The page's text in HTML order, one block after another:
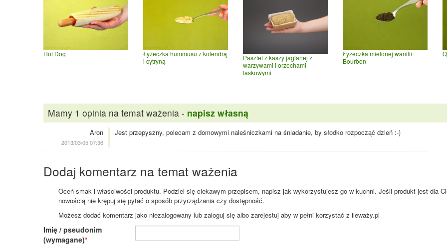
Hot Dog
Łyżeczka hummusu z kolendrą
i cytryną
Pasztet z kaszy jaglanej z
warzywami i orzechami
laskowymi
Łyżeczka mielonej wanilii
Bourbon
Mamy 1 opinia na temat ważenia - napisz własną
Aron
2013/03/05 07:36
Jest przepyszny, polecam z domowymi naleśniczkami na śniadanie, by słodko rozpocząć dzień :-)
Dodaj komentarz na temat ważenia
Oceń smak i właściwości produktu. Podziel się ciekawym przepisem, napisz jak wykorzystujesz go w kuchni. Jeśli produkt jest dla
nowością nie krępuj się pytać o sposób przyrządzania czy dostępność.
Możesz dodać komentarz jako niezalogowany lub zaloguj się albo zarejestuj aby w pełni korzystać z ileważy.pl
Imię / pseudonim
(wymagane)